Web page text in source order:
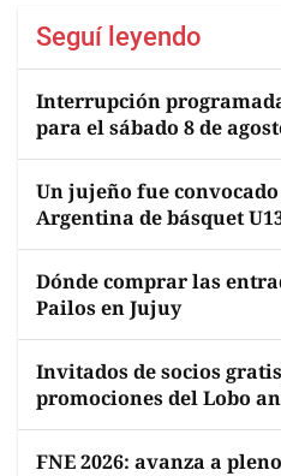
Seguí leyendo
Interrupción
para el sábado 8 de
Un jujeño fue
Argentina de básquet
Dónde comprar las
Pailos en Jujuy
Invitados de socios
promociones del Lobo
FNE 2026: avanza a